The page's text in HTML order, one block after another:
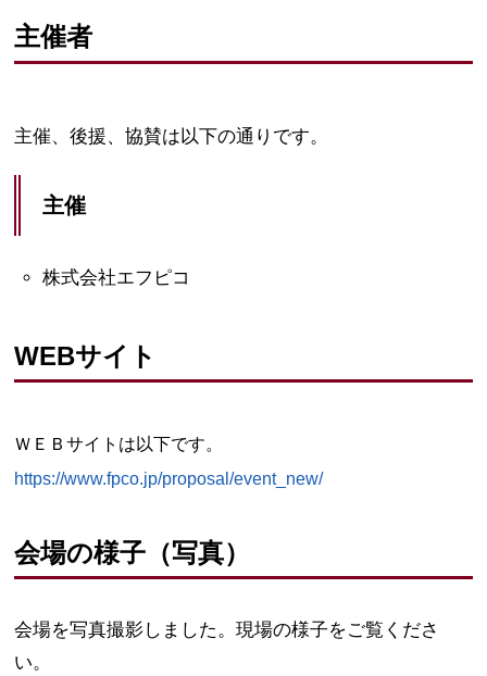
主催者
主催、後援、協賛は以下の通りです。
主催
株式会社エフピコ
WEBサイト
ＷＥＢサイトは以下です。
https://www.fpco.jp/proposal/event_new/
会場の様子（写真）
会場を写真撮影しました。現場の様子をご覧くださ
い。